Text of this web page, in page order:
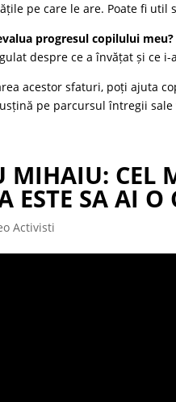
pe care le are. Poate fi
progresul copilului meu?
despre ce a învățat și ce i-
acestor sfaturi, poți ajuta
pe parcursul întregii sale
MIHAIU: CEL
ESTE SA AI O
Activisti